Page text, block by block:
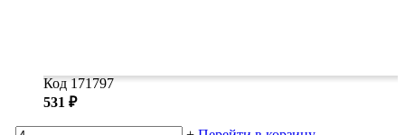
Код 171797
531 ₽